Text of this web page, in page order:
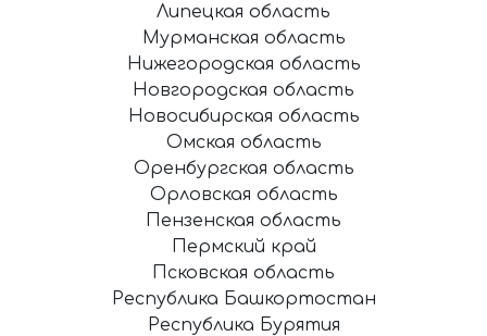
Липецкая область
Мурманская область
Нижегородская область
Новгородская область
Новосибирская область
Омская область
Оренбургская область
Орловская область
Пензенская область
Пермский край
Псковская область
Республика Башкортостан
Республика Бурятия